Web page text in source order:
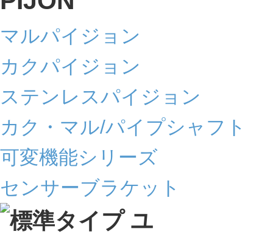
マルパイジョン
カクパイジョン
ステンレスパイジョン
カク・マル/パイプシャフト
可変機能シリーズ
センサーブラケット